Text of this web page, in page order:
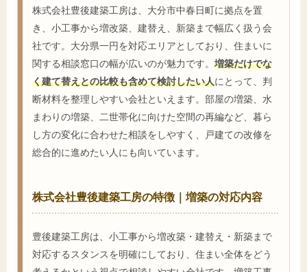
株式会社豊後建築工房は、大分市中春日町に拠点を置
き、小工事から増改築、建替え、新築まで幅広く扱う会
社です。大分県一円を対応エリアとしており、住まいに
関する相談窓口の幅が広いのが魅力です。 増築だけでな
く建て替えとの比較も含めて検討したい人にとって、判
断材料を整理しやすい会社といえます。部屋の増築、水
まわりの増築、二世帯化に向けた空間の再編など、暮ら
し方の変化に合わせた相談をしやすく、戸建ての改修を
総合的に進めたい人にも向いています。
株式会社豊後建築工房の特徴｜増築の対応内容
豊後建築工房は、小工事から増改築・建替え・新築まで
対応するスタンスを明確にしており、住まい全体をどう